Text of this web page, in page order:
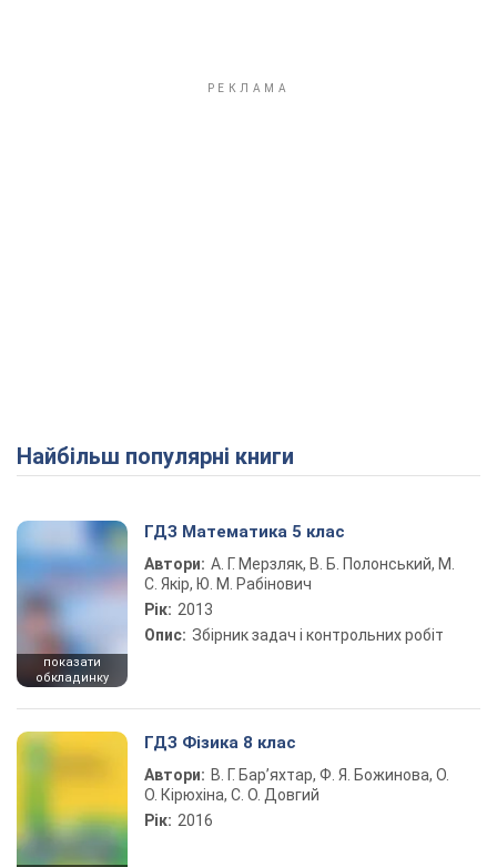
Найбільш популярні книги
показати
обкладинку
ГДЗ Математика 5 клас
Автори: А. Г. Мерзляк, В. Б. Полонський, М.
С. Якір, Ю. М. Рабінович
Рік: 2013
Опис: Збірник задач і контрольних робіт
ГДЗ Фізика 8 клас
Автори: В. Г. Бар’яхтар, Ф. Я. Божинова, О.
О. Кірюхіна, С. О. Довгий
Рік: 2016